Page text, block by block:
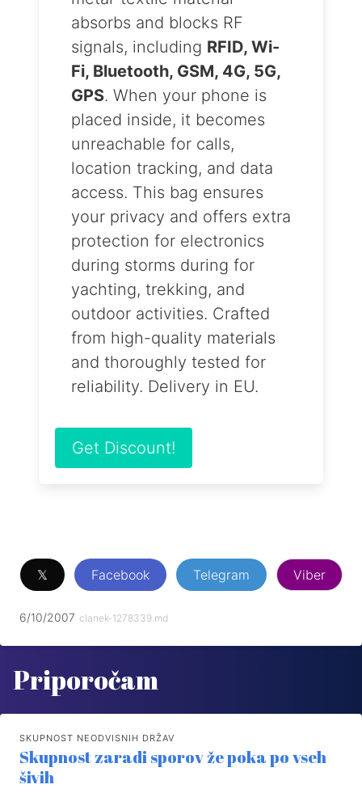
absorbs and blocks RF
signals, including RFID, Wi-
Fi, Bluetooth, GSM, 4G, 5G,
GPS. When your phone is
placed inside, it becomes
unreachable for calls,
location tracking, and data
access. This bag ensures
your privacy and offers extra
protection for electronics
during storms during for
yachting, trekking, and
outdoor activities. Crafted
from high-quality materials
and thoroughly tested for
reliability. Delivery in EU.
Get Discount!
𝕏 Facebook Telegram Viber
6/10/2007 clanek-1278339.md
Priporočam
SKUPNOST NEODVISNIH DRŽAV
Skupnost zaradi sporov že poka po vseh
šivih